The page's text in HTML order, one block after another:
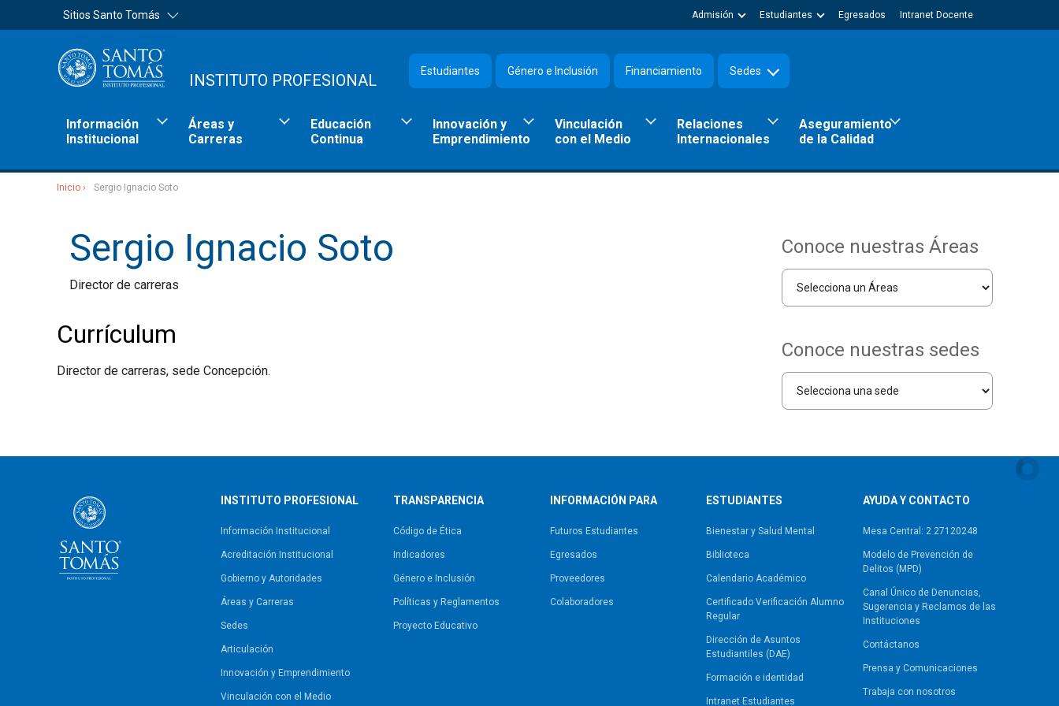
Sitios Santo Tomás Intranet Docente
Egresados
Estudiantes
Admisión
Estudiantes Género e Inclusión Financiamiento Sedes
INSTITUTO PROFESIONAL
Información
Institucional
Áreas y
Carreras
Educación
Continua
Innovación y
Emprendimiento
Vinculación
con el Medio
Relaciones
Internacionales
Aseguramiento
de la Calidad
Inicio Sergio Ignacio Soto
Sergio Ignacio Soto
Director de carreras
Currículum
Director de carreras, sede Concepción.
Conoce nuestras Áreas
Conoce nuestras sedes
INSTITUTO PROFESIONAL
Información Institucional
Acreditación Institucional
Gobierno y Autoridades​
Áreas y Carreras
Sedes
Articulación
Innovación y Emprendimiento
Vinculación con el Medio
TRANSPARENCIA
Código de Ética
Indicadores
Género e Inclusión
Políticas y Reglamentos​
Proyecto Educativo
INFORMACIÓN PARA
Futuros Estudiantes
Egresados
Proveedores
Colaboradores
ESTUDIANTES
Bienestar y Salud Mental
Biblioteca
Calendario Académico
Certificado Verificación Alumno
Regular
Dirección de Asuntos
Estudiantiles (DAE)
Formación e identidad
Intranet Estudiantes
AYUDA Y CONTACTO
Mesa Central: 2 27120248
Modelo de Prevención de
Delitos (MPD)
Canal Único de Denuncias,
Sugerencia y Reclamos de las
Instituciones
Contáctanos
Prensa y Comunicaciones
Trabaja con nosotros